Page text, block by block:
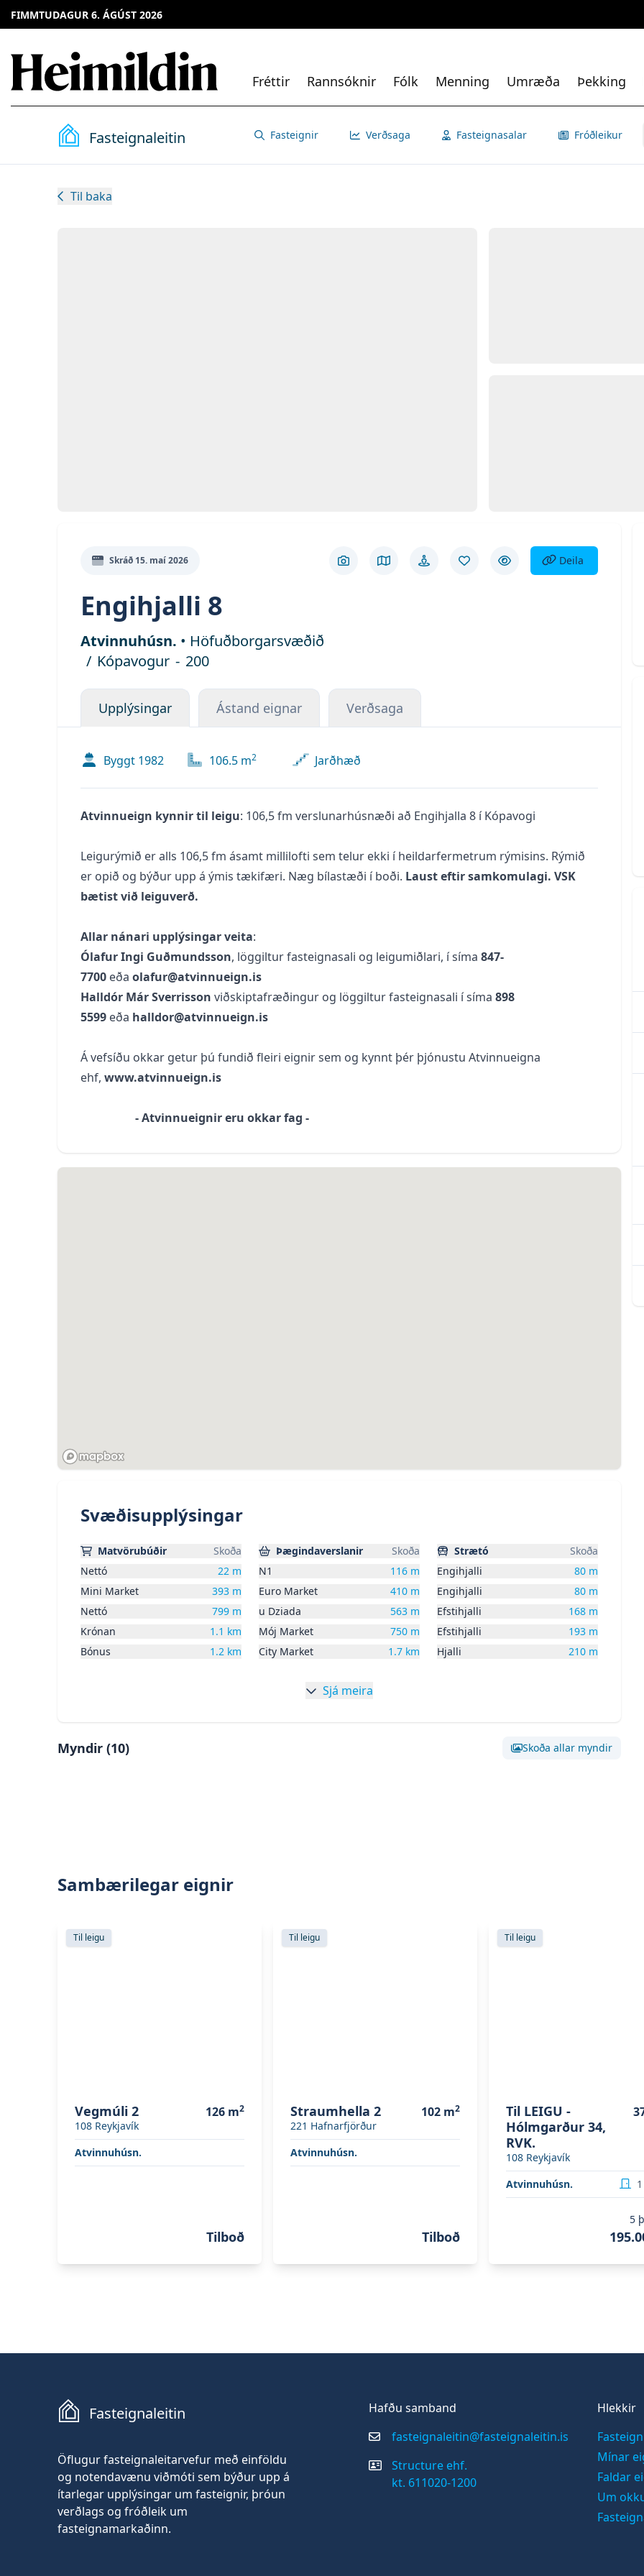
FIMMTUDAGUR 6. ÁGÚST 2026
Fréttir Rannsóknir Fólk Menning Umræða Þekking
Fasteignaleitin Fasteignir Verðsaga Fasteignasalar Fróðleikur
Til baka
Skráð 15. maí 2026
Engihjalli 8
Atvinnuhúsn. • Höfuðborgarsvæðið
/ Kópavogur - 200
Skoða myndirSkoða á kortiGötusýnVista eignFela eign
Deila eign
Deila
Upplýsingar Ástand eignar Verðsaga
Byggt 1982 106.5 m2 Jarðhæð
Atvinnueign kynnir til leigu: 106,5 fm verslunarhúsnæði að Engihjalla 8 í Kópavogi
Leigurýmið er alls 106,5 fm ásamt millilofti sem telur ekki í heildarfermetrum rýmisins. Rýmið
er opið og býður upp á ýmis tækifæri. Næg bílastæði í boði. Laust eftir samkomulagi. VSK
bætist við leiguverð.
Allar nánari upplýsingar veita:
Ólafur Ingi Guðmundsson, löggiltur fasteignasali og leigumiðlari, í síma 847-
7700 eða olafur@atvinnueign.is
Halldór Már Sverrisson viðskiptafræðingur og löggiltur fasteignasali í síma 898
5599 eða halldor@atvinnueign.is
Á vefsíðu okkar getur þú fundið fleiri eignir sem og kynnt þér þjónustu Atvinnueigna
ehf, www.atvinnueign.is
- Atvinnueignir eru okkar fag -
Svæðisupplýsingar
Matvörubúðir
Skoða
Nettó
22 m
Mini Market
393 m
Nettó
799 m
Krónan
1.1 km
Bónus
1.2 km
Þægindaverslanir
Skoða
N1
116 m
Euro Market
410 m
u Dziada
563 m
Mój Market
750 m
City Market
1.7 km
Strætó
Skoða
Engihjalli
80 m
Engihjalli
80 m
Efstihjalli
168 m
Efstihjalli
193 m
Hjalli
210 m
Sjá meira
Myndir (10) Skoða allar myndir
Sambærilegar eignir
Skoða eignina
Til leigu
Vegmúli 2
108 Reykjavík
126 m2
Atvinnuhúsn.
Tilboð
Skoða eignina
Til leigu
Straumhella 2
221 Hafnarfjörður
102 m2
Atvinnuhúsn.
Tilboð
Skoða eignina TIL LEIGU -
Til leigu
Til LEIGU -
Hólmgarður 34,
RVK.
108 Reykjavík
Atvinnuhúsn. 1
5
Fasteignaleitin
Öflugur fasteignaleitarvefur með einföldu
og notendavænu viðmóti sem býður upp á
ítarlegar upplýsingar um fasteignir, þróun
verðlags og fróðleik um
fasteignamarkaðinn.
Hafðu samband
fasteignaleitin@fasteignaleitin.is
Structure ehf.
kt. 611020-1200
Hlekkir
Mínar
Faldar
Um